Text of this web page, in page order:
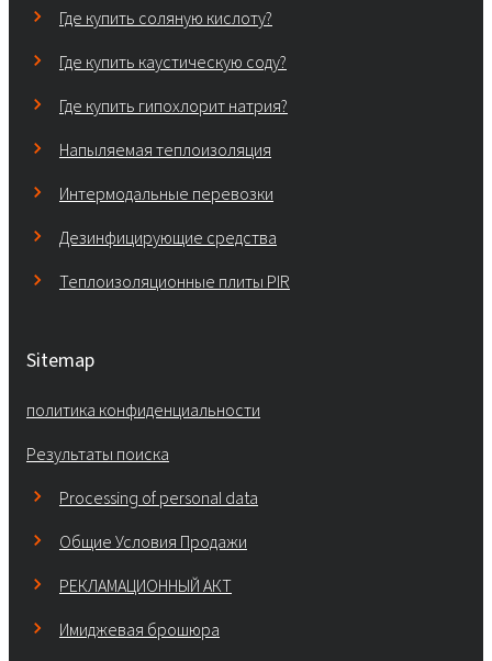
Где купить соляную кислоту?
Где купить каустическую соду?
Где купить гипохлорит натрия?
Напыляемая теплоизоляция
Интермодальные перевозки
Дезинфицирующие средства
Теплоизоляционные плиты PIR
Sitemap
политика конфиденциальности
Результаты поиска
Processing of personal data
Общие Условия Продажи
РЕКЛАМАЦИОННЫЙ АКТ
Имиджевая брошюра